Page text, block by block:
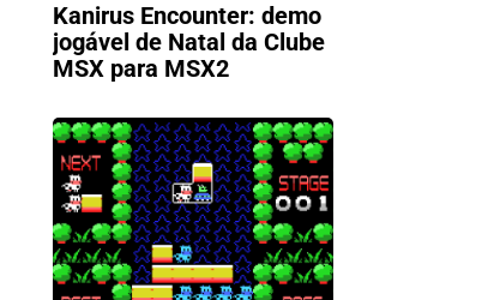
Kanirus Encounter: demo
jogável de Natal da Clube
MSX para MSX2